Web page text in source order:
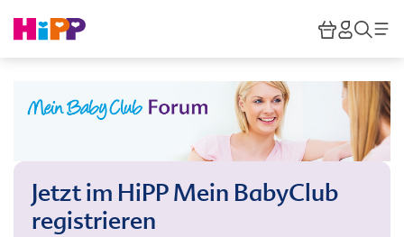
HiPP
Jetzt im HiPP Mein BabyClub
registrieren